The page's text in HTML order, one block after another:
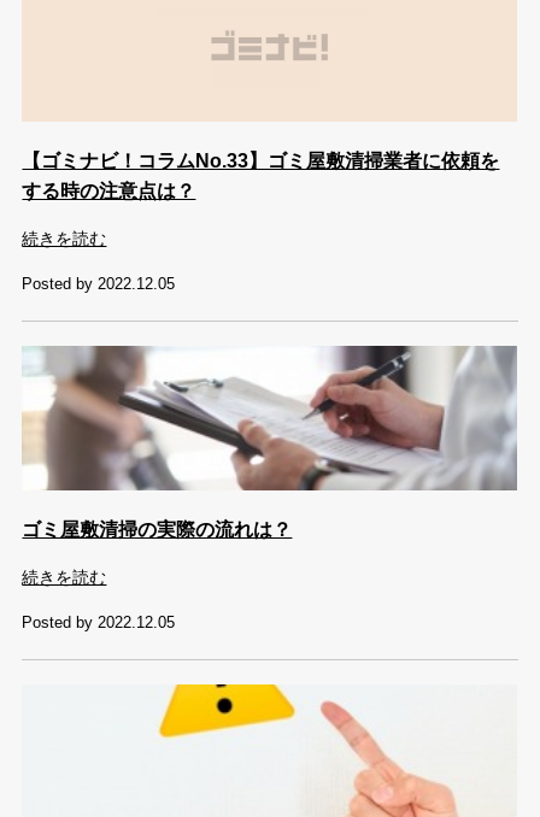
【ゴミナビ！コラムNo.33】ゴミ屋敷清掃業者に依頼を
する時の注意点は？
続きを読む
Posted by 2022.12.05
ゴミ屋敷清掃の実際の流れは？
続きを読む
Posted by 2022.12.05